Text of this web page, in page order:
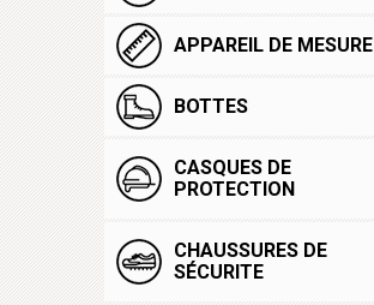
APPAREIL DE MESURE
BOTTES
CASQUES DE
PROTECTION
CHAUSSURES DE
SÉCURITE